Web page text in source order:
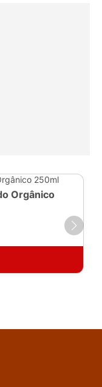
Orgânico